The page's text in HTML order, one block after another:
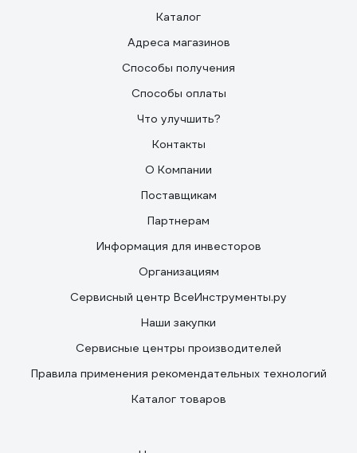
Каталог
Адреса магазинов
Способы получения
Способы оплаты
Что улучшить?
Контакты
О Компании
Поставщикам
Партнерам
Информация для инвесторов
Организациям
Сервисный центр ВсеИнструменты.ру
Наши закупки
Сервисные центры производителей
Правила применения рекомендательных технологий
Каталог товаров